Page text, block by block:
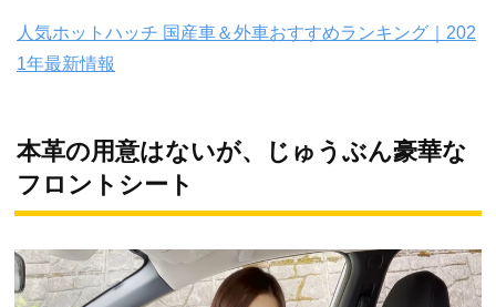
人気ホットハッチ 国産車＆外車おすすめランキング｜202
1年最新情報
本革の用意はないが、じゅうぶん豪華な
フロントシート